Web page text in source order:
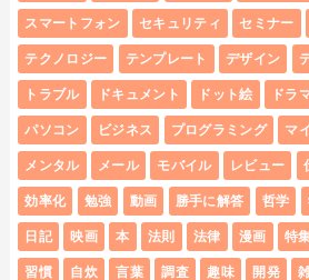
スマートフォン セキュリティ セミナー
テクノロジー テンプレート デザイン
トラブル ドキュメント ドット絵 ドラ
パソコン ビジネス プログラミング マ
メンタル メール モバイル レビュー
効率化 勉強 動画 勝手に解答 哲学
日記 映画 本 法則 法律 漫画 特
習慣 自炊 言葉 調査 趣味 開発